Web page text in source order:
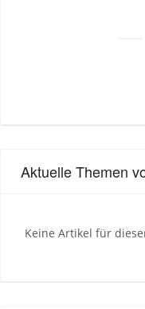
Aktuelle Themen
Keine Artikel für